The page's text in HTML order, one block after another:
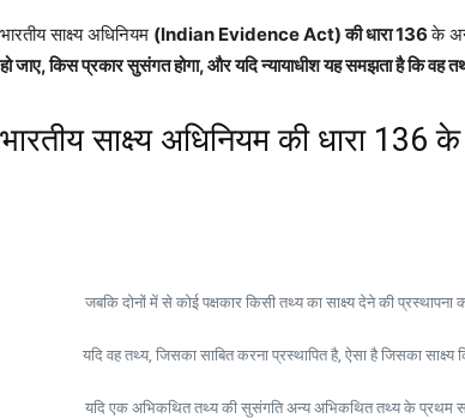
भारतीय साक्ष्य अधिनियम (Indian Evidence Act) की धारा 136के
हो जाए, किस प्रकार सुसंगत होगा, और यदि न्यायाधीश यह समझता है कि वह
भारतीय साक्ष्य अधिनियम की धारा 136
जबकि दोनों में से कोई पक्षकार किसी तथ्य का साक्ष्य देने की
यदि वह तथ्य, जिसका साबित करना प्रस्थापित है, ऐसा है जिसका साक्ष्य
यदि एक अभिकथित तथ्य की सुसंगति अन्य अभिकथित तथ्य के प्रथम साबित